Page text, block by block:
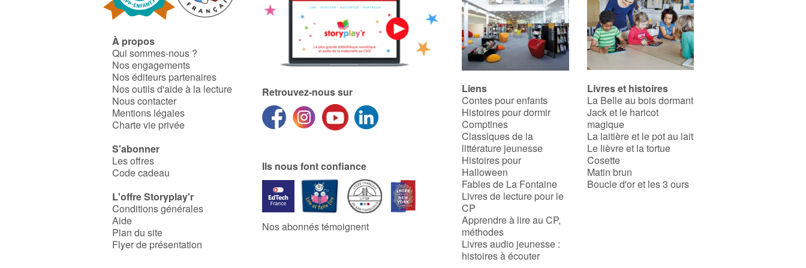
parviennent enfin à
s'accepter tel·les qu'iels sont.
dressent encore dans leur
quête de reconnaissance,
notamment pour l'obtention,
ou simplement l'application,
de leurs droits. Quel chemin
reste-il encore à parcourir ?
À propos
Qui sommes-nous ?
Nos engagements
Nos éditeurs partenaires
Nos outils d'aide à la lecture
Nous contacter
Mentions légales
Charte vie privée
S'abonner
Les offres
Code cadeau
L'offre Storyplay'r
Conditions générales
Aide
Plan du site
Flyer de présentation
Retrouvez-nous sur
Ils nous font confiance
Nos abonnés témoignent
Liens
Contes pour enfants
Histoires pour dormir
Comptines
Classiques de la
littérature jeunesse
Histoires pour
Halloween
Fables de La Fontaine
Livres de lecture pour le
CP
Apprendre à lire au CP,
méthodes
Livres audio jeunesse :
histoires à écouter
Livres et histoires
La Belle au bois dormant
Jack et le haricot
magique
La laitière et le pot au lait
Le lièvre et la tortue
Cosette
Matin brun
Boucle d'or et les 3 ours